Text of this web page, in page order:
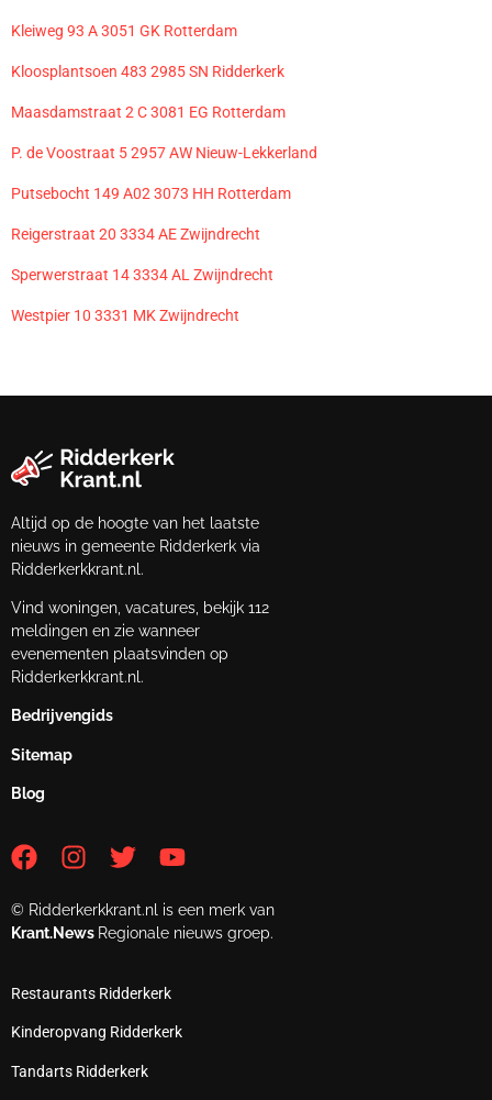
Kleiweg 93 A 3051 GK Rotterdam
Kloosplantsoen 483 2985 SN Ridderkerk
Maasdamstraat 2 C 3081 EG Rotterdam
P. de Voostraat 5 2957 AW Nieuw-Lekkerland
Putsebocht 149 A02 3073 HH Rotterdam
Reigerstraat 20 3334 AE Zwijndrecht
Sperwerstraat 14 3334 AL Zwijndrecht
Westpier 10 3331 MK Zwijndrecht
Altijd op de hoogte van het laatste
nieuws in gemeente Ridderkerk via
Ridderkerkkrant.nl.
Vind woningen, vacatures, bekijk 112
meldingen en zie wanneer
evenementen plaatsvinden op
Ridderkerkkrant.nl.
Bedrijvengids
Sitemap
Blog
© Ridderkerkkrant.nl is een merk van
Krant.News Regionale nieuws groep.
Restaurants Ridderkerk
Kinderopvang Ridderkerk
Tandarts Ridderkerk